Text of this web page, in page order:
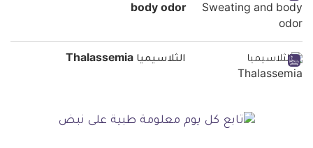
body odor
الثلاسيميا Thalassemia